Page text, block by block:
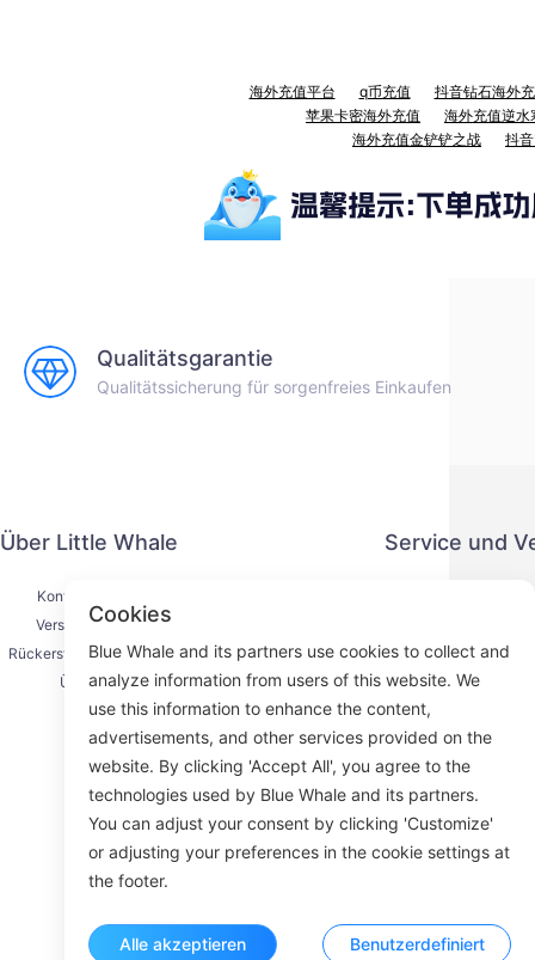
海外充值平台 q币充值
抖音钻石海外
苹果卡密海外充值
海外充值逆水
海外充值金铲铲之战
抖
Qualitätsgarantie
Qualitätssicherung für sorgenfreies Einkaufen
Über Little Whale
Kontaktiere uns
Versandprozess
Rückerstattungsprozess
Über uns
Service und
ROOM
Cookies
Blue Whale and its partners use cookies to collect and
analyze information from users of this website. We
use this information to enhance the content,
advertisements, and other services provided on the
website. By clicking 'Accept All', you agree to the
technologies used by Blue Whale and its partners.
You can adjust your consent by clicking 'Customize'
or adjusting your preferences in the cookie settings at
the footer.
Alle akzeptieren Benutzerdefiniert